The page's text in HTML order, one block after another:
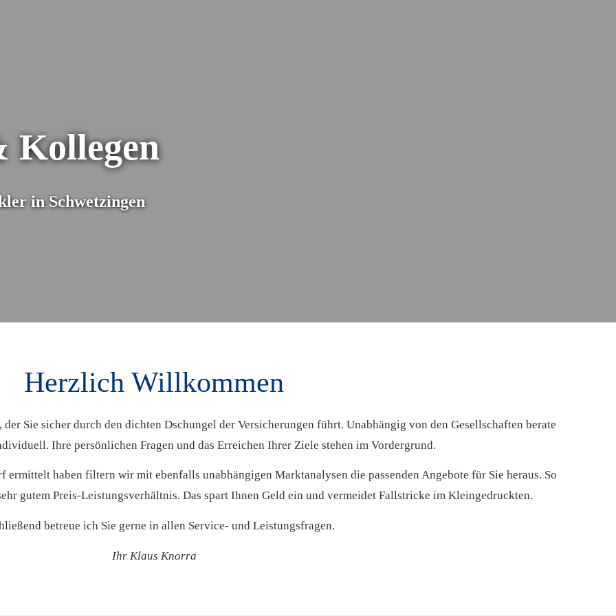
Kollegen
in Schwetzingen
Kostolany)
Herzlich Willkommen
Sie sicher durch den dichten Dschungel der Versicherungen führt. Unabhängig von den Gesellschaften berate
Ihre persönlichen Fragen und das Erreichen Ihrer Ziele stehen im Vordergrund.
ermittelt haben filtern wir mit ebenfalls unabhängigen Marktanalysen die passenden Angebote für Sie heraus. So
gutem Preis-Leistungsverhältnis. Das spart Ihnen Geld ein und vermeidet Fallstricke im Kleingedruckten.
betreue ich Sie gerne in allen Service- und Leistungsfragen.
Ihr Klaus Knorra